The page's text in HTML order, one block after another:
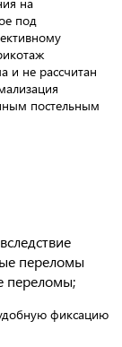
на
под
и не рассчитан
постельным
переломы
переломы;
фиксацию